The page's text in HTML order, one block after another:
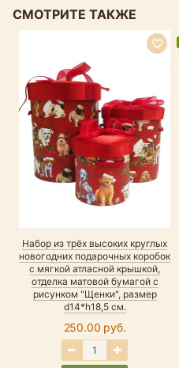
СМОТРИТЕ ТАКЖЕ
Набор из трёх высоких круглых
новогодних подарочных коробок
с мягкой атласной крышкой,
отделка матовой бумагой с
рисунком "Щенки", размер
d14*h18,5 см.
250.00 руб.